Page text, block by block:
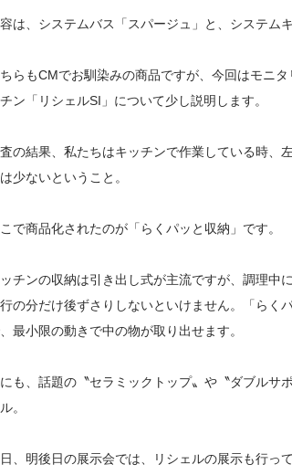
は、システムバス「スパージュ」と、システム
らもCMでお馴染みの商品ですが、今回はモニ
ン「リシェルSI」について少し説明します。
の結果、私たちはキッチンで作業している時、
少ないということ。
で商品化されたのが「らくパッと収納」です。
チンの収納は引き出し式が主流ですが、調理中
の分だけ後ずさりしないといけません。「らく
最小限の動きで中の物が取り出せます。
も、話題の〝セラミックトップ〟や〝ダブルサ
。
、明後日の展示会では、リシェルの展示も行っ